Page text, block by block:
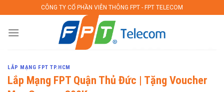
to
content
CÔNG TY CỔ PHẦN VIỄN THÔNG FPT - FPT TELECOM
LẮP MẠNG FPT TP.HCM
Lắp Mạng FPT Quận Thủ Đức | Tặng Voucher